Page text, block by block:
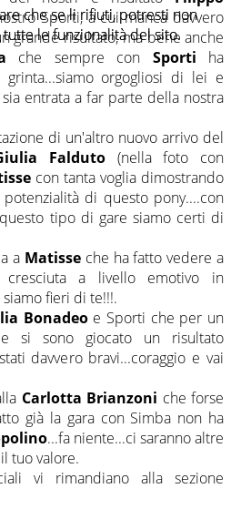
Sporti, a cui manca davvero
grande risultato; ma bene anche
che sempre con Sporti ha
grinta...siamo orgogliosi di lei e
entrata a far parte della nostra
di un'altro nuovo arrivo del
Falduto (nella foto con
con tanta voglia dimostrando
di questo pony....con
tipo di gare siamo certi di
a Matisseche ha fatto vedere a
a livello emotivo in
fieri di te!!!.
Bonadeoe Sporti che per un
si sono giocato un risultato
davvero bravi...coraggio e vai
Carlotta Brianzoni che forse
già la gara con Simba non ha
...fa niente...ci saranno altre
tuo valore.
vi rimandiano alla sezione
che se li rifiuti, potresti non
le funzionalità del sito.
che se li rifiuti, potresti non
le funzionalità del sito.